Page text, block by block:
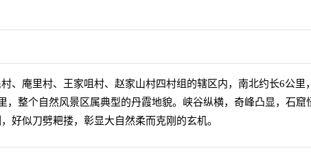
、庵里村、王家咀村、赵家山村四村组的辖区内，南北约长6公里
，整个自然风景区属典型的丹霞地貌。峡谷纵横，奇峰凸显，石窟
好似刀劈耙搂，彰显大自然柔而克刚的玄机。